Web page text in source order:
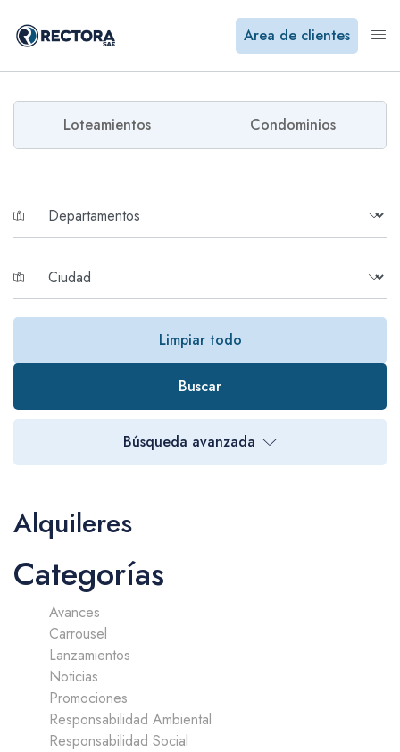
Area de clientes
Loteamientos Condominios
Búsqueda avanzada
Buscar
Limpiar todo
Alquileres
Categorías
Avances
Carrousel
Lanzamientos
Noticias
Promociones
Responsabilidad Ambiental
Responsabilidad Social